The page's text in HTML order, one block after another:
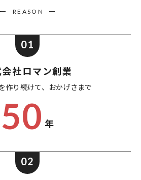
REASON
01
社ロマン創業
作り続けて、 おかげさまで
50 年
02